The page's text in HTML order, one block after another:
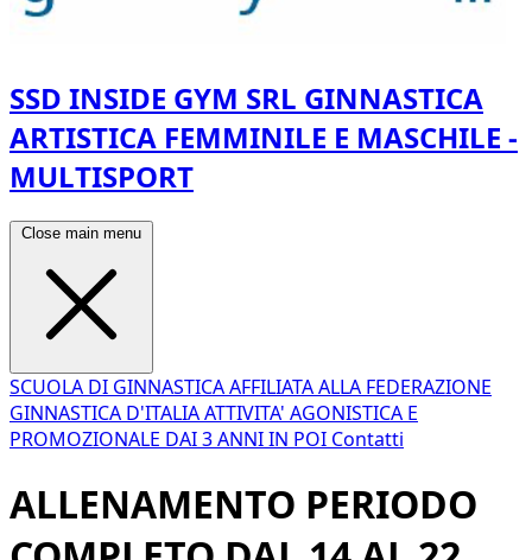
SSD INSIDE GYM SRL GINNASTICA
ARTISTICA FEMMINILE E MASCHILE -
MULTISPORT
Close main menu
SCUOLA DI GINNASTICA AFFILIATA ALLA FEDERAZIONE
GINNASTICA D'ITALIAATTIVITA' AGONISTICA E
PROMOZIONALE DAI 3 ANNI IN POI Contatti
ALLENAMENTO PERIODO